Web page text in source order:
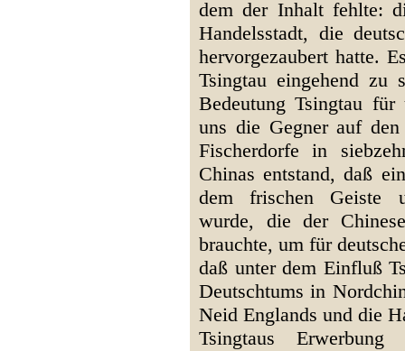
dem der Inhalt fehlte:
Handelsstadt, die
hervorgezaubert hatte.
Tsingtau eingehend zu
Bedeutung Tsingtau
uns die Gegner auf
Fischerdorfe in
Chinas entstand, daß
dem frischen Geiste
wurde, die der
brauchte, um für
daß unter dem Einfluß
Deutschtums in
Neid Englands und die
Tsingtaus